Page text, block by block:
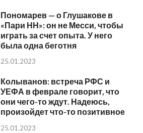
Пономарев — о Глушакове в
«Пари НН»: он не Месси, чтобы
играть за счет опыта. У него
была одна беготня
25.01.2023
Колыванов: встреча РФС и
УЕФА в феврале говорит, что
они чего-то ждут. Надеюсь,
произойдет что-то позитивное
25.01.2023